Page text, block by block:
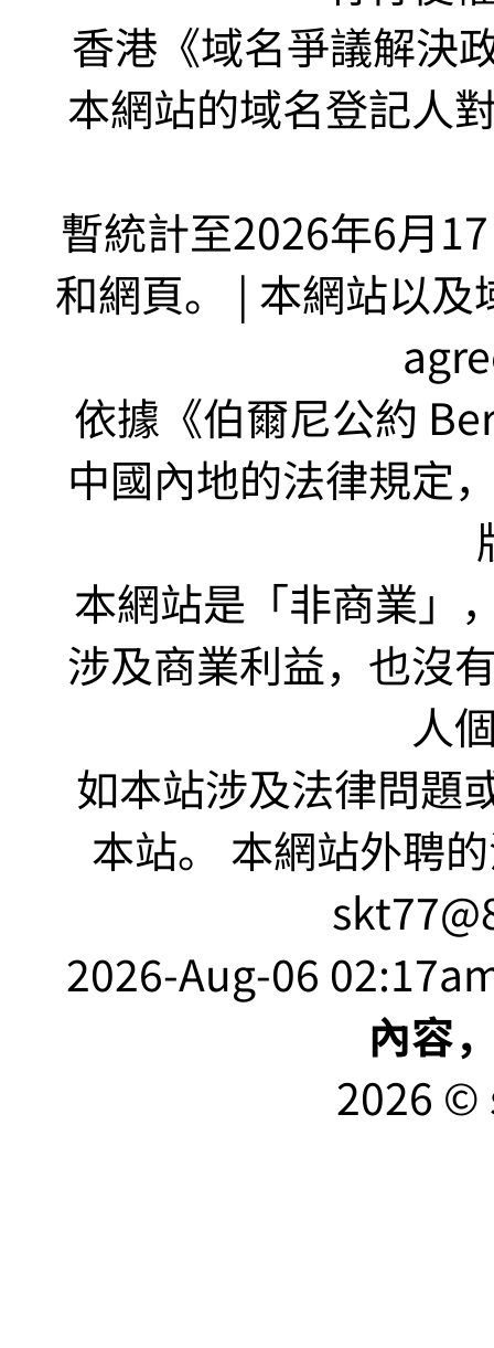
香港《域名爭議解決
本網站的域名登記人
暫統計至2026年6月
和網頁。 | 本網站以
依據《伯爾尼公約
中國內地的法律規定
本網站是「非商業
涉及商業利益，也沒
人
如本站涉及法律問題
本站。 本網站外聘
2026-Aug-06
內容
2026 ©